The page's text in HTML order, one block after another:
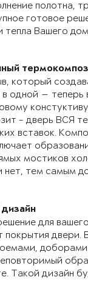
полотна,
готовое
тепла Вашего
который
в одной — теперь
констуктиву
- дверь ВСЯ
вставок.
мостиков
нет, тем самым
для
покрытия двери.
доборами
Такой дизайн